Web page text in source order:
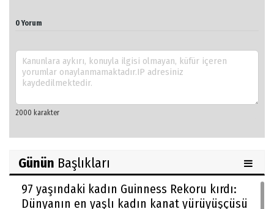
0 Yorum
Günün Başlıkları
97 yaşındaki kadın Guinness Rekoru kırdı:
Dünyanın en yaşlı kadın kanat yürüyüşçüsü